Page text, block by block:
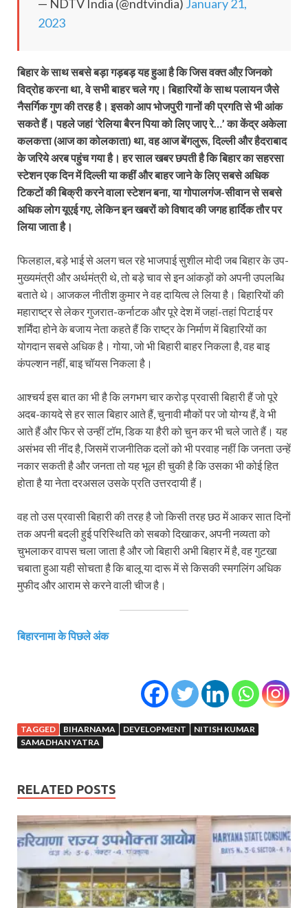
— NDTV India (@ndtvindia) January 21,
2023
बिहार के साथ सबसे बड़ा गड़बड़ यह हुआ है कि जिस वक्त औऱ जिनको
विद्रोह करना था, वे सभी बाहर चले गए। बिहारियों के साथ पलायन जैसे
नैसर्गिक गुण की तरह है। इसको आप भोजपुरी गानों की प्रगति से भी आंक
सकते हैं। पहले जहां ‘रेलिया बैरन पिया को लिए जाए रे…’ का केंद्र अकेला
कलकत्ता (आज का कोलकाता) था, वह आज बेंगलुरू, दिल्ली और हैदराबाद
के जरिये अरब पहुंच गया है। हर साल खबर छपती है कि बिहार का सहरसा
स्टेशन एक दिन में दिल्ली या कहीं और बाहर जाने के लिए सबसे अधिक
टिकटों की बिक्री करने वाला स्टेशन बना, या गोपालगंज-सीवान से सबसे
अधिक लोग यूएई गए, लेकिन इन खबरों को विषाद की जगह हार्दिक तौर पर
लिया जाता है।
फिलहाल, बड़े भाई से अलग चल रहे भाजपाई सुशील मोदी जब बिहार के उप-
मुख्यमंत्री और अर्थमंत्री थे, तो बड़े चाव से इन आंकड़ों को अपनी उपलब्धि
बताते थे। आजकल नीतीश कुमार ने वह दायित्व ले लिया है। बिहारियों की
महाराष्ट्र से लेकर गुजरात-कर्नाटक और पूरे देश में जहां-तहां पिटाई पर
शर्मिंदा होने के बजाय नेता कहते हैं कि राष्ट्र के निर्माण में बिहारियों का
योगदान सबसे अधिक है। गोया, जो भी बिहारी बाहर निकला है, वह बाइ
कंपल्शन नहीं, बाइ चॉयस निकला है।
आश्चर्य इस बात का भी है कि लगभग चार करोड़ प्रवासी बिहारी हैं जो पूरे
अदब-कायदे से हर साल बिहार आते हैं, चुनावी मौकों पर जो योग्य हैं, वे भी
आते हैं और फिर से उन्हीं टॉम, डिक या हैरी को चुन कर भी चले जाते हैं। यह
असंभव सी नींद है, जिसमें राजनीतिक दलों को भी परवाह नहीं कि जनता उन्हें
नकार सकती है और जनता तो यह भूल ही चुकी है कि उसका भी कोई हित
होता है या नेता दरअसल उसके प्रति उत्तरदायी हैं।
वह तो उस प्रवासी बिहारी की तरह है जो किसी तरह छठ में आकर सात दिनों
तक अपनी बदली हुई परिस्थिति को सबको दिखाकर, अपनी नव्यता को
चुभलाकर वापस चला जाता है और जो बिहारी अभी बिहार में है, वह गुटखा
चबाता हुआ यही सोचता है कि बालू या दारू में से किसकी स्मगलिंग अधिक
मुफीद और आराम से करने वाली चीज है।
बिहारनामा के पिछले अंक
TAGGED BIHARNAMA DEVELOPMENT
NITISH KUMAR
SAMADHAN YATRA
RELATED POSTS